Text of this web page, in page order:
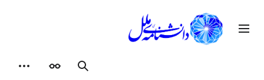
محتوامنوی اصلی
جستجوظاهر